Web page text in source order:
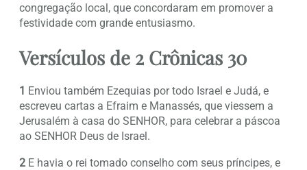
congregação local, que concordaram em promover a
festividade com grande entusiasmo.
Versículos de 2 Crônicas 30
1 Enviou também Ezequias por todo Israel e Judá, e
escreveu cartas a Efraim e Manassés, que viessem a
Jerusalém à casa do SENHOR, para celebrar a páscoa
ao SENHOR Deus de Israel.
2 E havia o rei tomado conselho com seus príncipes, e